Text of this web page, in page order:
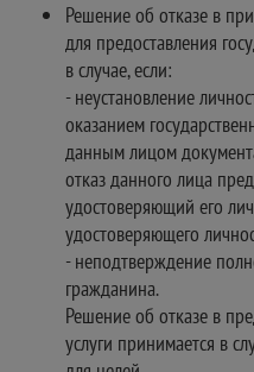
Решение об отказе в
для предоставления
в случае, если:
- неустановление
оказанием
данным лицом
отказ данного лица
удостоверяющий его
удостоверяющего
- неподтверждение
гражданина.
Решение об отказе в
услуги принимается в